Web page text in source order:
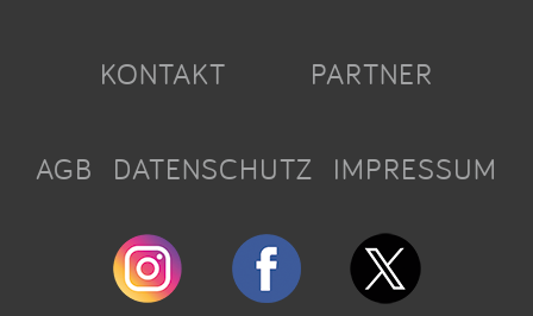
KONTAKT PARTNER
AGB DATENSCHUTZ IMPRESSUM